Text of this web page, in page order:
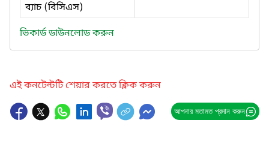
ব্যাচ (বিসিএস)
ভিকার্ড ডাউনলোড করুন
এই কনটেন্টটি শেয়ার করতে ক্লিক করুন
আপনার মতামত প্রদান করুন